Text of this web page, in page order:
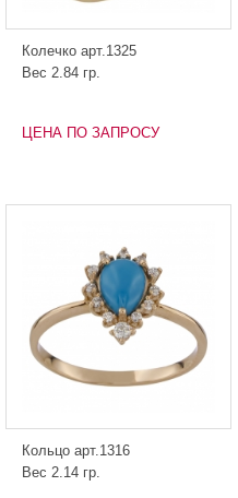
Колечко арт.1325
Вес 2.84 гр.
ЦЕНА ПО ЗАПРОСУ
Кольцо арт.1316
Вес 2.14 гр.